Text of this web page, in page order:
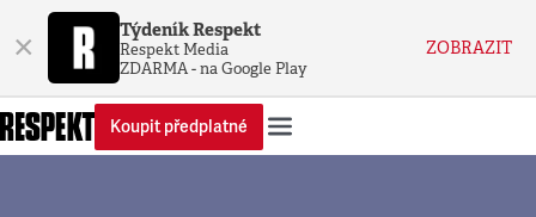
× Týdeník Respekt
Respekt Media
ZDARMA - na Google Play
ZOBRAZIT
Koupit předplatné